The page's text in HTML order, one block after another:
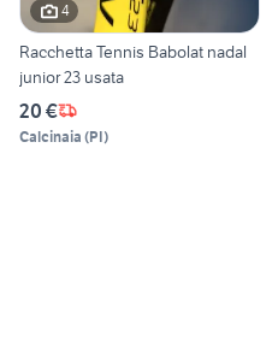
4
Racchetta Tennis Babolat nadal
junior 23 usata
20 €
Calcinaia (PI)